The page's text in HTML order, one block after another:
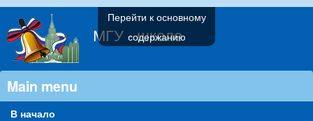
Перейти к основному
содержанию
МГУ - школе
Main menu
В начало